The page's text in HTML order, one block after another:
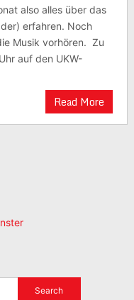
also alles über das
erfahren. Noch
Musik vorhören. Zu
auf den UKW-
Read More